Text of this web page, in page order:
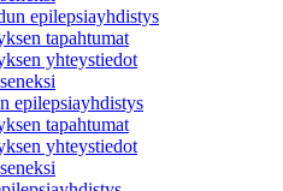
epilepsiayhdistys
tapahtumat
yhteystiedot
epilepsiayhdistys
tapahtumat
yhteystiedot